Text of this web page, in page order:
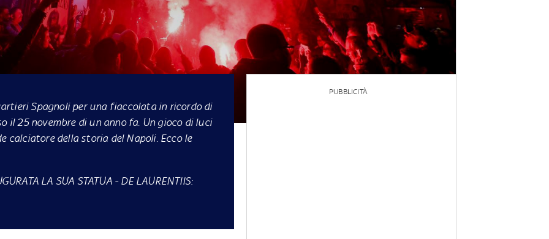
Spagnoli per una fiaccolata in ricordo di
il 25 novembre di un anno fa. Un gioco di luci
calciatore della storia del Napoli. Ecco le
LA SUA STATUA- DE LAURENTIIS:
PUBBLICITÀ